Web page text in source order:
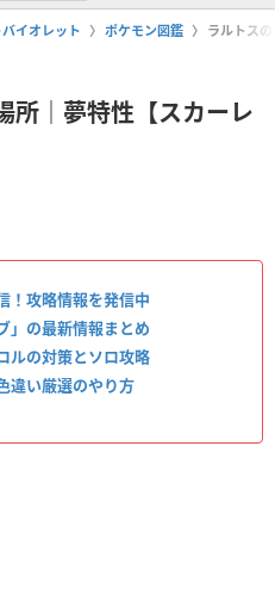
イオレット ポケモン図鑑 ラルトス
所｜夢特性【スカーレ
！攻略情報を発信中
」の最新情報まとめ
ルの対策とソロ攻略
違い厳選のやり方